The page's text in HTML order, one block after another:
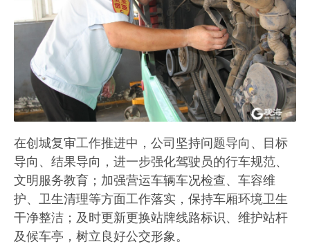
在创城复审工作推进中，公司坚持问题导向、目标
导向、结果导向，进一步强化驾驶员的行车规范、
文明服务教育；加强营运车辆车况检查、车容维
护、卫生清理等方面工作落实，保持车厢环境卫生
干净整洁；及时更新更换站牌线路标识、维护站杆
及候车亭，树立良好公交形象。